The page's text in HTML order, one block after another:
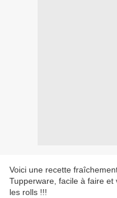
Voici une recette
Tupperware, facile à faire
les rolls !!!